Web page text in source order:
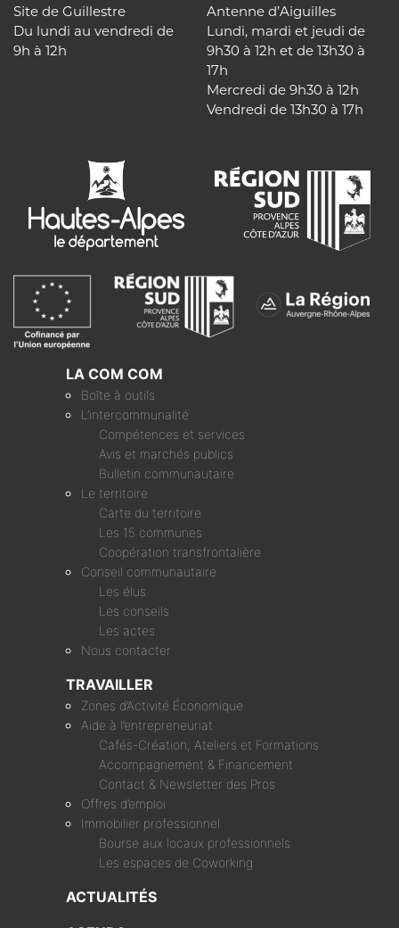
Site de Guillestre
Du lundi au vendredi de
9h à 12h
Antenne d’Aiguilles
Lundi, mardi et jeudi de
9h30 à 12h et de 13h30 à
17h
Mercredi de 9h30 à 12h
Vendredi de 13h30 à 17h
LA COM COM
Boîte à outils
L’intercommunalité
Compétences et services
Avis et marchés publics
Bulletin communautaire
Le territoire
Carte du territoire
Les 15 communes
Coopération transfrontalière
Conseil communautaire
Les élus
Les conseils
Les actes
Nous contacter
TRAVAILLER
Zones d’Activité Économique
Aide à l’entrepreneuriat
Cafés-Création, Ateliers et Formations
Accompagnement & Financement
Contact & Newsletter des Pros
Offres d’emploi
Immobilier professionnel
Bourse aux locaux professionnels
Les espaces de Coworking
ACTUALITÉS